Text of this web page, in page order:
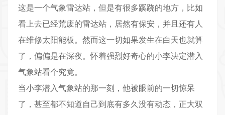
这是一个气象雷达站，但是有很多蹊跷的地方，比如
看上去已经荒废的雷达站，居然有保安，并且还有人
在维修太阳能板。然而这一切如果发生在白天也就算
了，偏偏是在深夜。怀着强烈好奇心的小李决定潜入
气象站看个究竟。
当小李潜入气象站的那一刻，他被眼前的一切惊呆
了，甚至都不知道自己到底有多久没有动态，正大双